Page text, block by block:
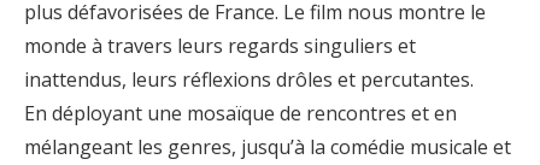
plus défavorisées de France. Le film nous montre le
monde à travers leurs regards singuliers et
inattendus, leurs réflexions drôles et percutantes.
En déployant une mosaïque de rencontres et en
mélangeant les genres, jusqu’à la comédie musicale et